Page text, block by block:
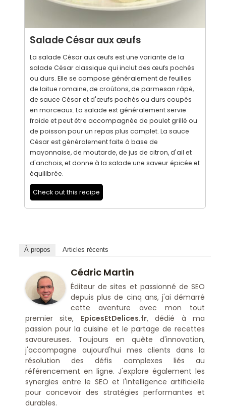
Salade César aux œufs
La salade César aux œufs est une variante de la
salade César classique qui inclut des œufs pochés
ou durs. Elle se compose généralement de feuilles
de laitue romaine, de croûtons, de parmesan râpé,
de sauce César et d'œufs pochés ou durs coupés
en morceaux. La salade est généralement servie
froide et peut être accompagnée de poulet grillé ou
de poisson pour un repas plus complet. La sauce
César est généralement faite à base de
mayonnaise, de moutarde, de jus de citron, d'ail et
d'anchois, et donne à la salade une saveur épicée et
équilibrée.
Check out this recipe
À propos Articles récents
Cédric Martin
Éditeur de sites et passionné de SEO
depuis plus de cinq ans, j'ai démarré
cette aventure avec mon tout
premier site, EpicesEtDelices.fr, dédié à ma
passion pour la cuisine et le partage de recettes
savoureuses. Toujours en quête d'innovation,
j'accompagne aujourd'hui mes clients dans la
résolution des défis complexes liés au
référencement en ligne. J'explore également les
synergies entre le SEO et l'intelligence artificielle
pour concevoir des stratégies performantes et
durables.